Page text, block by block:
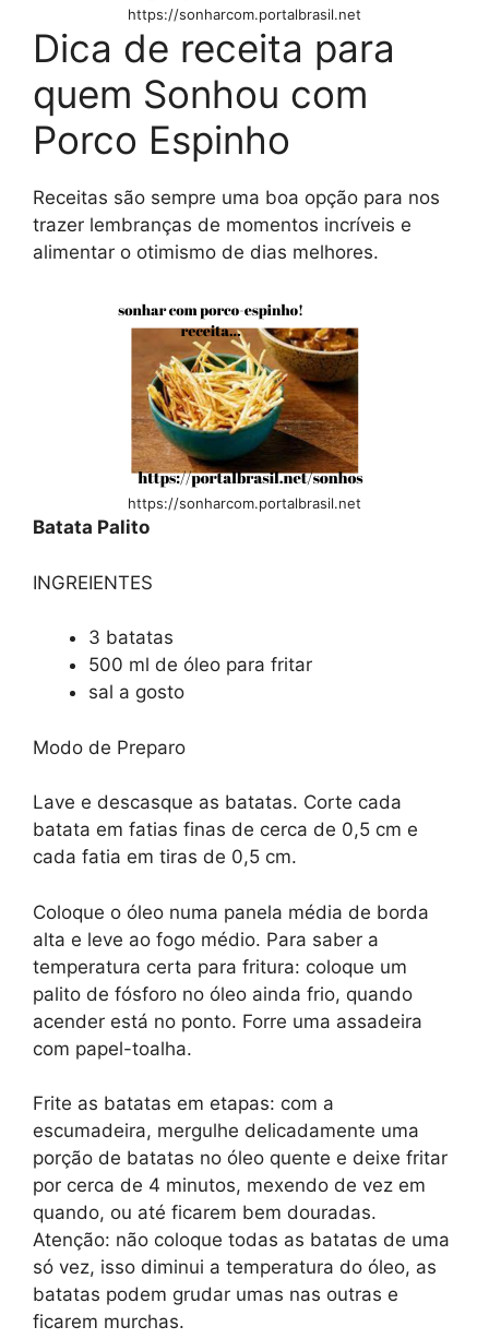
https://sonharcom.portalbrasil.net
Dica de receita para
quem Sonhou com
Porco Espinho
Receitas são sempre uma boa opção para nos
trazer lembranças de momentos incríveis e
alimentar o otimismo de dias melhores.
https://sonharcom.portalbrasil.net
Batata Palito
INGREIENTES
3 batatas
500 ml de óleo para fritar
sal a gosto
Modo de Preparo
Lave e descasque as batatas. Corte cada
batata em fatias finas de cerca de 0,5 cm e
cada fatia em tiras de 0,5 cm.
Coloque o óleo numa panela média de borda
alta e leve ao fogo médio. Para saber a
temperatura certa para fritura: coloque um
palito de fósforo no óleo ainda frio, quando
acender está no ponto. Forre uma assadeira
com papel-toalha.
Frite as batatas em etapas: com a
escumadeira, mergulhe delicadamente uma
porção de batatas no óleo quente e deixe fritar
por cerca de 4 minutos, mexendo de vez em
quando, ou até ficarem bem douradas.
Atenção: não coloque todas as batatas de uma
só vez, isso diminui a temperatura do óleo, as
batatas podem grudar umas nas outras e
ficarem murchas.